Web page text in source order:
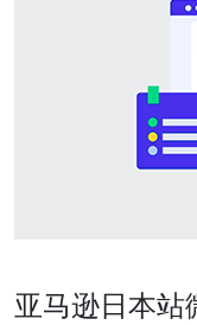
亚马逊日本站